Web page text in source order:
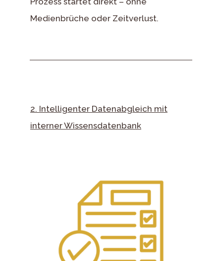
Medienbrüche oder Zeitverlust.
2. Intelligenter Datenabgleich mit
interner Wissensdatenbank